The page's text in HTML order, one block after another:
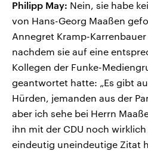
Philipp May: Nein, sie habe
von Hans-Georg Maaßen
Annegret Kramp-
nachdem sie auf eine
Kollegen der Funke-
geantwortet hatte: „Es gibt
Hürden, jemanden aus der
aber ich sehe bei Herrn
ihn mit der CDU noch wirklich
eindeutig uneindeutige Zitat